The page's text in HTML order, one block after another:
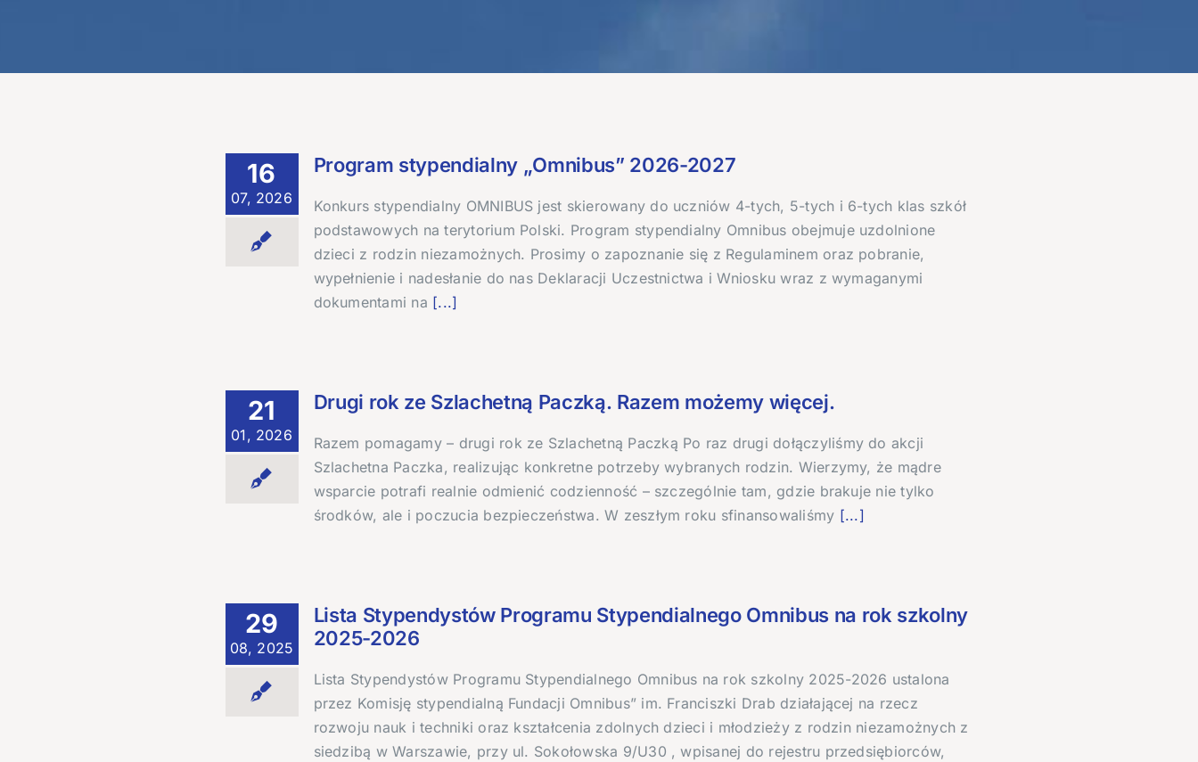
16
07, 2026
Program stypendialny „Omnibus” 2026-2027
Konkurs stypendialny OMNIBUS jest skierowany do uczniów 4-tych, 5-tych i 6-tych klas szkół
podstawowych na terytorium Polski. Program stypendialny Omnibus obejmuje uzdolnione
dzieci z rodzin niezamożnych. Prosimy o zapoznanie się z Regulaminem oraz pobranie,
wypełnienie i nadesłanie do nas Deklaracji Uczestnictwa i Wniosku wraz z wymaganymi
dokumentami na [...]
21
01, 2026
Drugi rok ze Szlachetną Paczką. Razem możemy więcej.
Razem pomagamy – drugi rok ze Szlachetną Paczką Po raz drugi dołączyliśmy do akcji
Szlachetna Paczka, realizując konkretne potrzeby wybranych rodzin. Wierzymy, że mądre
wsparcie potrafi realnie odmienić codzienność – szczególnie tam, gdzie brakuje nie tylko
środków, ale i poczucia bezpieczeństwa. W zeszłym roku sfinansowaliśmy [...]
29
08, 2025
Lista Stypendystów Programu Stypendialnego Omnibus na rok szkolny
2025-2026
Lista Stypendystów Programu Stypendialnego Omnibus na rok szkolny 2025-2026 ustalona
przez Komisję stypendialną Fundacji Omnibus” im. Franciszki Drab działającej na rzecz
rozwoju nauk i techniki oraz kształcenia zdolnych dzieci i młodzieży z rodzin niezamożnych z
siedzibą w Warszawie, przy ul. Sokołowska 9/U30 , wpisanej do rejestru przedsiębiorców,